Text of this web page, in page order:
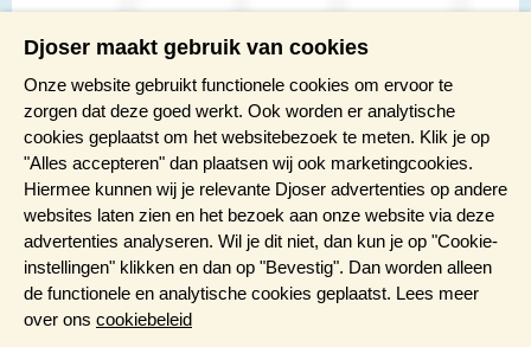
grootste kratermeren van Europa, terug naar Ponta Delgada.
Fietstocht Pico da Barrosa naar Ponta Delgada
Afstand: ca. 27 kilometer
Fietsduur: ca. 2 uur
Hoogteverschil: 200 meter stijgen en 1.060 meter dalen
Zwaarte: 3 fietsjes
Fietstocht Lagoa Verde via Sete Cidades naar Ponta
Delgada
Afstand: ca. 41 kilometer
Meer weten?
Brochure aanvragen
Presentaties en Infodagen
Aanmelden nieuwsbrief
Djoser maakt gebruik van cookies
Onze website gebruikt functionele cookies om ervoor te
zorgen dat deze goed werkt. Ook worden er analytische
cookies geplaatst om het websitebezoek te meten. Klik je op
"Alles accepteren" dan plaatsen wij ook marketingcookies.
Hiermee kunnen wij je relevante Djoser advertenties op andere
websites laten zien en het bezoek aan onze website via deze
advertenties analyseren. Wil je dit niet, dan kun je op "Cookie-
instellingen" klikken en dan op "Bevestig". Dan worden alleen
de functionele en analytische cookies geplaatst. Lees meer
over ons cookiebeleid